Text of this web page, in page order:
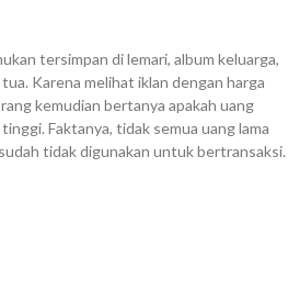
tersimpan di lemari, album keluarga,
Karena melihat iklan dengan harga
kemudian bertanya apakah uang
Faktanya, tidak semua uang lama
tidak digunakan untuk bertransaksi.